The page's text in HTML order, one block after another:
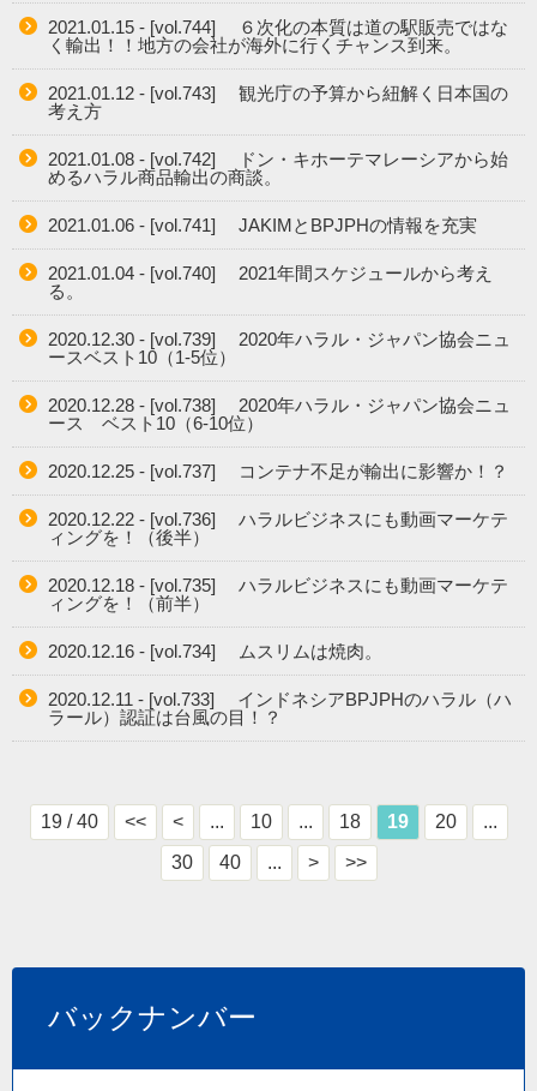
2021.01.15 - [vol.744] ６次化の本質は道の駅販売ではな
く輸出！！地方の会社が海外に行くチャンス到来。
2021.01.12 - [vol.743] 観光庁の予算から紐解く日本国の
考え方
2021.01.08 - [vol.742] ドン・キホーテマレーシアから始
めるハラル商品輸出の商談。
2021.01.06 - [vol.741] JAKIMとBPJPHの情報を充実
2021.01.04 - [vol.740] 2021年間スケジュールから考え
る。
2020.12.30 - [vol.739] 2020年ハラル・ジャパン協会ニュ
ースベスト10（1-5位）
2020.12.28 - [vol.738] 2020年ハラル・ジャパン協会ニュ
ース ベスト10（6-10位）
2020.12.25 - [vol.737] コンテナ不足が輸出に影響か！？
2020.12.22 - [vol.736] ハラルビジネスにも動画マーケテ
ィングを！（後半）
2020.12.18 - [vol.735] ハラルビジネスにも動画マーケテ
ィングを！（前半）
2020.12.16 - [vol.734] ムスリムは焼肉。
2020.12.11 - [vol.733] インドネシアBPJPHのハラル（ハ
ラール）認証は台風の目！？
19 / 40 << < ... 10 ... 18 19 20
...
30
40 ... > >>
バックナンバー